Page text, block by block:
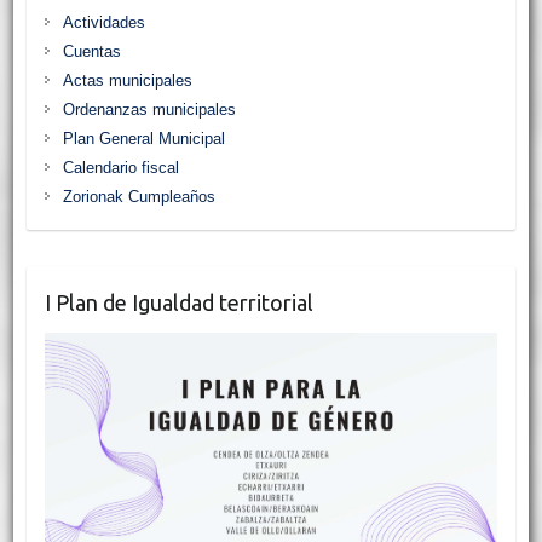
Actividades
Cuentas
Actas municipales
Ordenanzas municipales
Plan General Municipal
Calendario fiscal
Zorionak Cumpleaños
I Plan de Igualdad territorial